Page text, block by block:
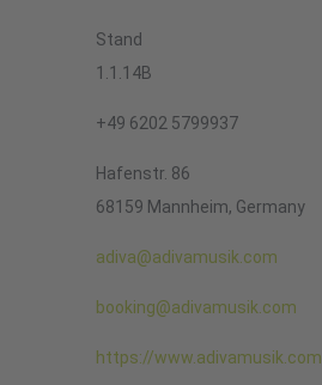
Stand
1.1.14B
+49 6202 5799937
Hafenstr. 86
68159 Mannheim, Germany
adiva@adivamusik.com
booking@adivamusik.com
https://www.adivamusik.com